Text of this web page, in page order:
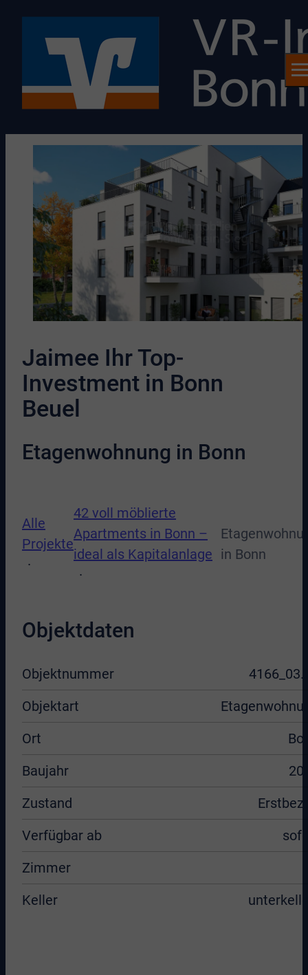
Jaimee Ihr Top-
Investment in Bonn
Beuel
Etagenwohnung in Bonn
Alle
Projekte
42 voll möblierte
Apartments in Bonn –
ideal als Kapitalanlage in Bonn
Objektdaten
Objektnummer
Objektart
Ort
Baujahr
Zustand
Verfügbar ab
Zimmer
Keller